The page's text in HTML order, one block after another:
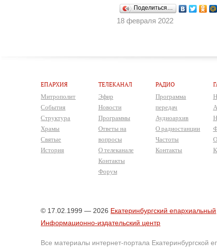
Поделиться…
18 февраля 2022
ЕПАРХИЯ
Митрополит
События
Структура
Храмы
Святые
История
ТЕЛЕКАНАЛ
Эфир
Новости
Программы
Ответы на
вопросы
О телеканале
Контакты
Форум
РАДИО
Программа
передач
Аудиоархив
О радиостанции
Частоты
Контакты
© 17.02.1999 — 2026 Екатеринбургский епархиальный
Информационно-издательский центр
Все материалы интернет-портала Екатеринбургской